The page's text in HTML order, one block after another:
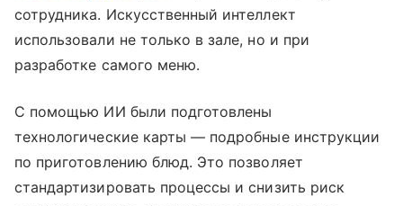
сотрудника. Искусственный интеллект
использовали не только в зале, но и при
разработке самого меню.
С помощью ИИ были подготовлены
технологические карты — подробные инструкции
по приготовлению блюд. Это позволяет
стандартизировать процессы и снизить риск